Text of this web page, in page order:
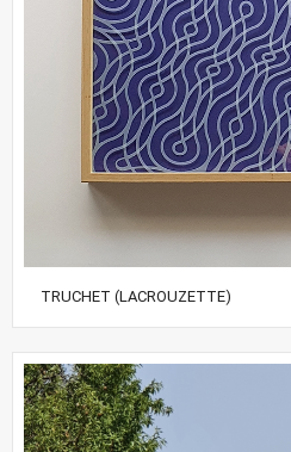
TRUCHET (LACROUZETTE)